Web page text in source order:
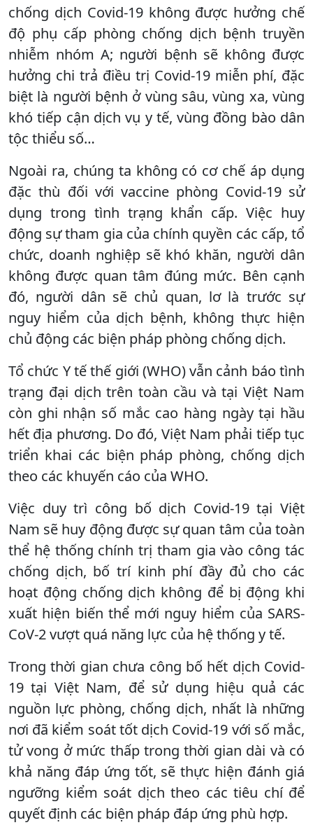
chống dịch Covid-19 không được hưởng chế
độ phụ cấp phòng chống dịch bệnh truyền
nhiễm nhóm A; người bệnh sẽ không được
hưởng chi trả điều trị Covid-19 miễn phí, đặc
biệt là người bệnh ở vùng sâu, vùng xa, vùng
khó tiếp cận dịch vụ y tế, vùng đồng bào dân
tộc thiểu số…
Ngoài ra, chúng ta không có cơ chế áp dụng
đặc thù đối với vaccine phòng Covid-19 sử
dụng trong tình trạng khẩn cấp. Việc huy
động sự tham gia của chính quyền các cấp, tổ
chức, doanh nghiệp sẽ khó khăn, người dân
không được quan tâm đúng mức. Bên cạnh
đó, người dân sẽ chủ quan, lơ là trước sự
nguy hiểm của dịch bệnh, không thực hiện
chủ động các biện pháp phòng chống dịch.
Tổ chức Y tế thế giới (WHO) vẫn cảnh báo tình
trạng đại dịch trên toàn cầu và tại Việt Nam
còn ghi nhận số mắc cao hàng ngày tại hầu
hết địa phương. Do đó, Việt Nam phải tiếp tục
triển khai các biện pháp phòng, chống dịch
theo các khuyến cáo của WHO.
Việc duy trì công bố dịch Covid-19 tại Việt
Nam sẽ huy động được sự quan tâm của toàn
thể hệ thống chính trị tham gia vào công tác
chống dịch, bố trí kinh phí đầy đủ cho các
hoạt động chống dịch không để bị động khi
xuất hiện biến thể mới nguy hiểm của SARS-
CoV-2 vượt quá năng lực của hệ thống y tế.
Trong thời gian chưa công bố hết dịch Covid-
19 tại Việt Nam, để sử dụng hiệu quả các
nguồn lực phòng, chống dịch, nhất là những
nơi đã kiểm soát tốt dịch Covid-19 với số mắc,
tử vong ở mức thấp trong thời gian dài và có
khả năng đáp ứng tốt, sẽ thực hiện đánh giá
ngưỡng kiểm soát dịch theo các tiêu chí để
quyết định các biện pháp đáp ứng phù hợp.